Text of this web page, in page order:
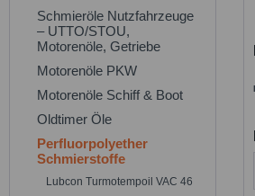
Schmieröle Nutzfahrzeuge
– UTTO/STOU,
Motorenöle, Getriebe
Motorenöle PKW
Motorenöle Schiff & Boot
Oldtimer Öle
Perfluorpolyether
Schmierstoffe
Lubcon Turmotempoil VAC 46